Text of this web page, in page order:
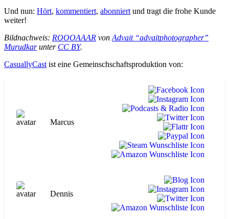
Und nun: Hört, kommentiert, abonniertund tragt die frohe Kunde
weiter!
Bildnachweis: ROOOAAAR vonAdvait “advaitphotographer”
Murudkarunter CC BY.
CasuallyCastist eine Gemeinschschaftsproduktion von:
Marcus
Dennis